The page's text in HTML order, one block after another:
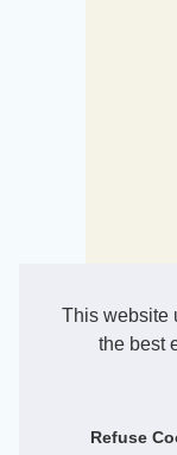
This website
the best
Refuse